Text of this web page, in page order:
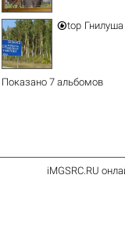
top Гнилуша
Показано 7 альбомов
iMGSRC.RU